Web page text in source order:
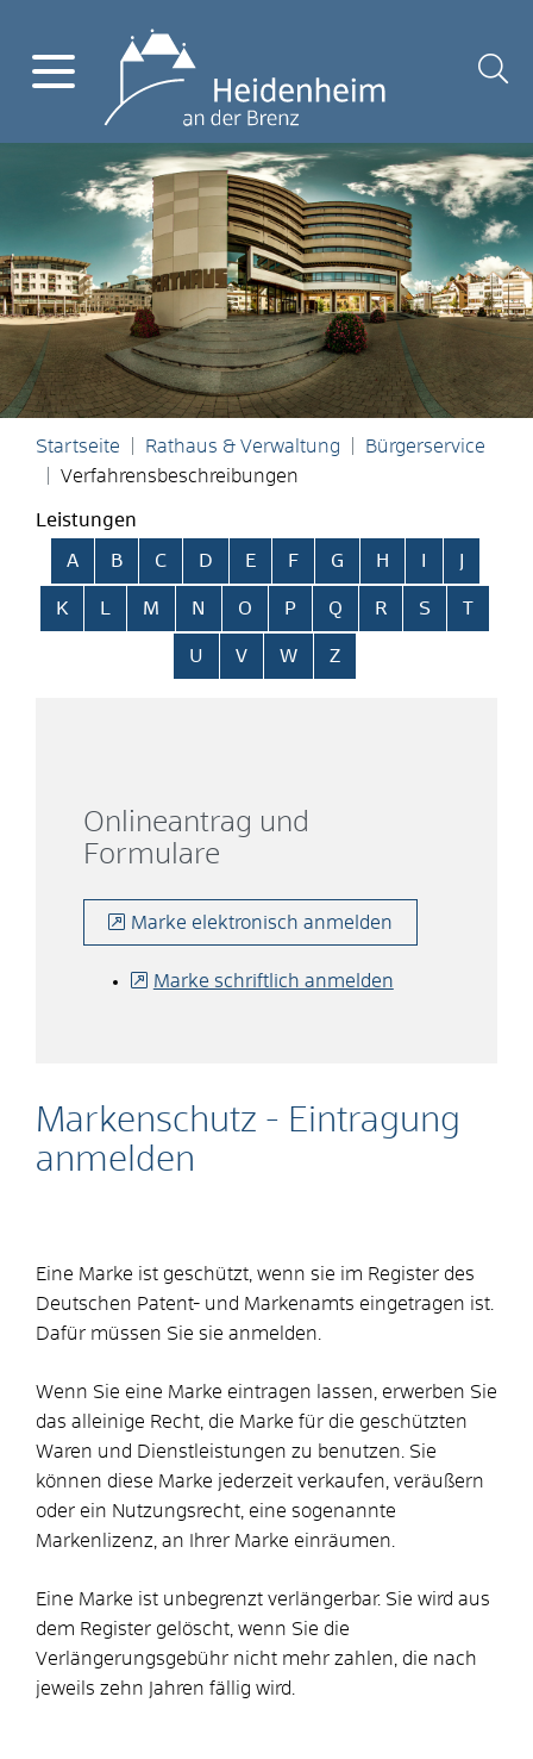
Startseite Rathaus & Verwaltung
Bürgerservice
Verfahrensbeschreibungen
Leistungen
Alphabetisches Register überspringen
A B C D E F G H
K L M N O P Q R S T
U V W Z
Markenschutz - Eintragung
anmelden
Eine Marke ist geschützt, wenn sie im Register des
Deutschen Patent- und Markenamts eingetragen ist.
Dafür müssen Sie sie anmelden.
Wenn Sie eine Marke eintragen lassen, erwerben Sie
das alleinige Recht, die Marke für die geschützten
Waren und Dienstleistungen zu benutzen. Sie
können diese Marke jederzeit verkaufen, veräußern
oder ein Nutzungsrecht, eine sogenannte
Markenlizenz, an Ihrer Marke einräumen.
Eine Marke ist unbegrenzt verlängerbar. Sie wird aus
dem Register gelöscht, wenn Sie die
Verlängerungsgebühr nicht mehr zahlen, die nach
jeweils zehn Jahren fällig wird.
Onlineantrag und
Formulare
Marke elektronisch anmelden
Marke schriftlich anmelden